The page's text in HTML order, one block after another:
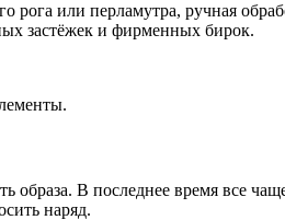
или перламутра, ручная
застёжек и фирменных бирок.
образа. В последнее время все
наряд.